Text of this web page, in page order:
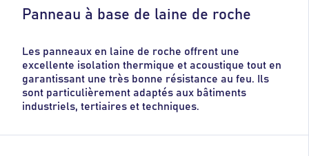
Panneau à base de laine de roche
Les panneaux en laine de roche offrent une
excellente isolation thermique et acoustique tout en
garantissant une très bonne résistance au feu. Ils
sont particulièrement adaptés aux bâtiments
industriels, tertiaires et techniques.